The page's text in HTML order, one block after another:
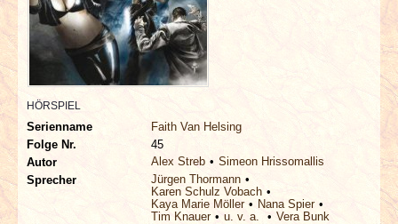
INTERVIEWS
SPECIALS
REDAKTION
LINKS
HÖRSPIEL
Serienname
Faith Van Helsing
Folge Nr.
45
Autor
Alex Streb
Simeon Hrissomallis
Sprecher
Jürgen Thormann
Karen Schulz Vobach
Kaya Marie Möller
Nana Spier
Tim Knauer
u. v. a.
Vera Bunk